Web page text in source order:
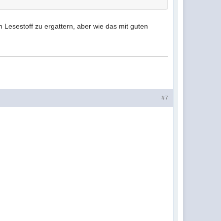
zu ergattern, aber wie das mit guten
#7